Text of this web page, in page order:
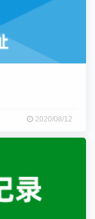
2020/08/12